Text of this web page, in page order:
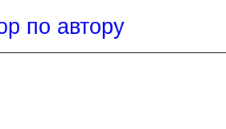
по автору